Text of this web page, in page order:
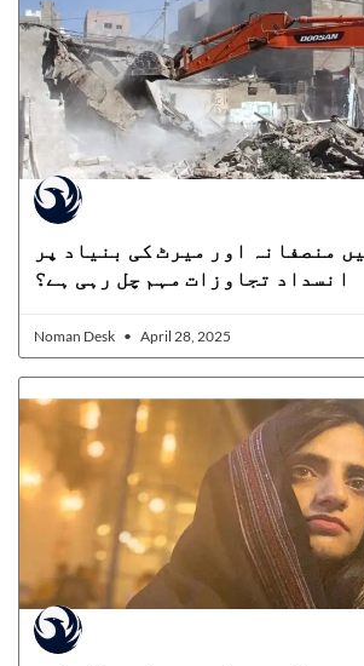
منصفانہ اور میرٹ کی بنیاد پر
انسداد تجاوزات مہم چل رہی ہے؟
Noman Desk April 28, 2025